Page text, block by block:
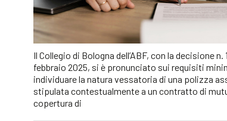
Il Collegio di Bologna dell’ABF, con la decisione n.
febbraio 2025, si è pronunciato sui requisiti
individuare la natura vessatoria di una polizza
stipulata contestualmente a un contratto di
copertura di